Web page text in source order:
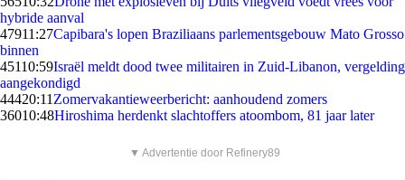
hybride aanval
47911:27Capibara's lopen Braziliaans parlementsgebouw Mato Grosso
binnen
45110:59Israël meldt dood twee militairen in Zuid-Libanon, vergelding
aangekondigd
44420:11 Zomervakantieweerbericht: aanhoudend zomers
36010:48Hiroshima herdenkt slachtoffers atoombom, 81 jaar later
▼ Advertentie door Refinery89